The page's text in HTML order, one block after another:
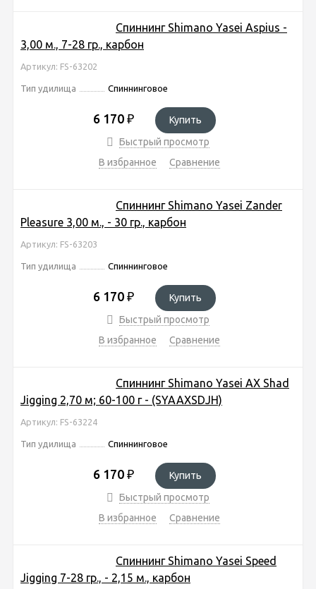
Спиннинг Shimano Yasei Aspius -
3,00 м., 7-28 гр., карбон
Артикул: FS-63202
Тип удилища Спиннинговое
6 170 ₽
Купить
Быстрый просмотр
В избранное
Сравнение
Спиннинг Shimano Yasei Zander
Pleasure 3,00 м., - 30 гр., карбон
Артикул: FS-63203
Тип удилища Спиннинговое
6 170 ₽
Купить
Быстрый просмотр
В избранное
Сравнение
Спиннинг Shimano Yasei AX Shad
Jigging 2,70 м; 60-100 г - (SYAAXSDJH)
Артикул: FS-63224
Тип удилища Спиннинговое
6 170 ₽
Купить
Быстрый просмотр
В избранное
Сравнение
Спиннинг Shimano Yasei Speed
Jigging 7-28 гр., - 2,15 м., карбон